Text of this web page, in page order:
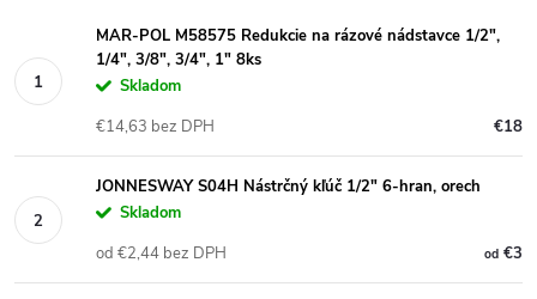
MAR-POL M58575 Redukcie na rázové nádstavce 1/2",
1/4", 3/8", 3/4", 1" 8ks
Skladom
€18
€14,63 bez DPH
JONNESWAY S04H Nástrčný kľúč 1/2" 6-hran, orech
Skladom
od€3
od €2,44 bez DPH